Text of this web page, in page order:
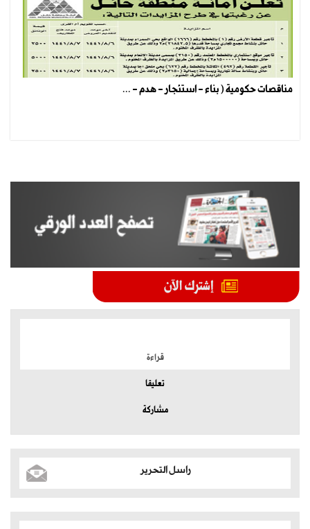
مناقصات حكومية ( بناء - استئجار - هدم - ...
قراءة
تعليقا
مشاركة
راسل التحرير